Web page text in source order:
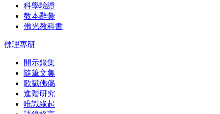
科學驗證
教本辭彙
佛光教科書
佛理專研
開示錄集
隨筆文集
歌賦佛偈
進階研究
唯識緣起